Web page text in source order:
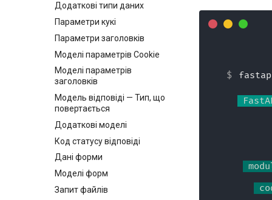
Додаткові типи даних
Параметри кукі
Параметри заголовків
Моделі параметрів Cookie
Моделі параметрів
заголовків
Модель відповіді — Тип, що
повертається
Додаткові моделі
Код статусу відповіді
Дані форми
Моделі форм
Запит файлів